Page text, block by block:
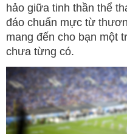
hảo giữa tinh thần thể
đáo chuẩn mực từ
mang đến cho bạn một
chưa từng có.